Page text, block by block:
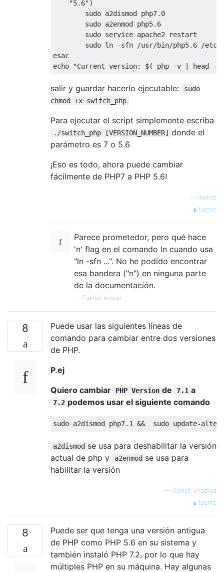
"5.6")
        sudo a2dismod php7
.0
        sudo a2enmod php5
.6
        sudo service apache2 restart
        sudo ln -sfn /usr/bin/php5
.6 /etc/
echo
"Current version: $( php -v | head
salir y guardar hacerlo ejecutable:
sudo
chmod +x switch_php
Para ejecutar el script simplemente escriba
./switch_php [VERSION_NUMBER] donde el
parámetro es 7 o 5.6
¡Eso es todo, ahora puede cambiar
fácilmente de PHP7 a PHP 5.6!
ihakoz
fuente
Parece prometedor, pero qué hace
'n' flag en el comando ln cuando usa
"ln -sfn ...". No he podido encontrar
esa bandera ("n") en ninguna parte
de la documentación.
— Fakhar Anwar
8
Puede usar las siguientes líneas de
comando para cambiar entre dos versiones
de PHP.
P.ej
Quiero cambiar
PHP Version de 7.1 a
7.2 podemos usar el siguiente comando
sudo a2dismod php7.1 &&  sudo update-
a2dismod se usa para deshabilitar la versión
actual de php y
a2enmod se usa para
habilitar la versión
— Ashish Viradiya
fuente
8
Puede ser que tenga una versión antigua
de PHP como PHP 5.6 en su sistema y
también instaló PHP 7.2, por lo que hay
múltiples PHP en su máquina. Hay algunas